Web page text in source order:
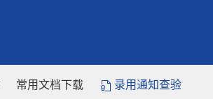
常用文档下载 录用通知查验